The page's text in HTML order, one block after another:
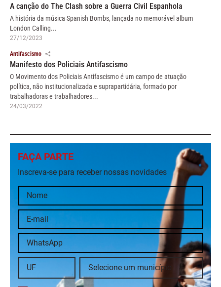
A canção do The Clash sobre a Guerra Civil Espanhola
A história da música Spanish Bombs, lançada no memorável album
London Calling...
27/12/2023
Antifascismo
Manifesto dos Policiais Antifascismo
O Movimento dos Policiais Antifascismo é um campo de atuação
política, não institucionalizada e suprapartidária, formado por
trabalhadoras e trabalhadores...
24/03/2022
FAÇA PARTE
Inscreva-se para receber nossas novidades